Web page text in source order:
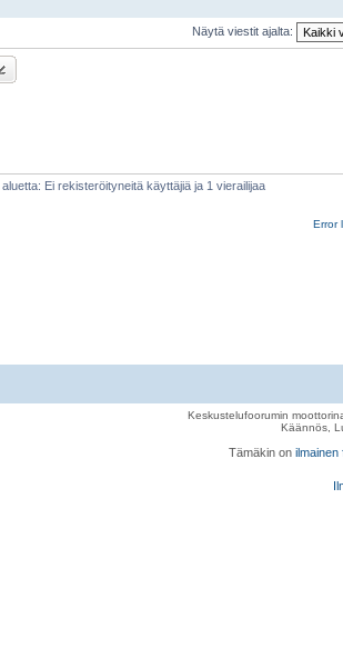
Näytä viestit ajalta:
Ei rekisteröityneitä käyttäjiä ja 1 vierailijaa
Error
Keskustelufoorumin
Käännös,
Tämäkin on ilmainen